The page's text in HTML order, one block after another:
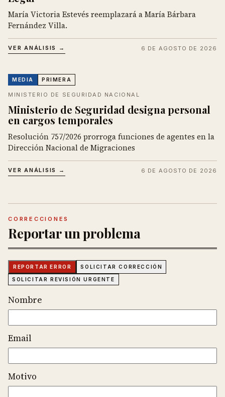
María Victoria Estevés reemplazará a María Bárbara
Fernández Villa.
VER ANÁLISIS → 6 DE AGOSTO DE 2026
MEDIA PRIMERA
MINISTERIO DE SEGURIDAD NACIONAL
Ministerio de Seguridad designa personal
en cargos temporales
Resolución 757/2026 prorroga funciones de agentes en la
Dirección Nacional de Migraciones
VER ANÁLISIS → 6 DE AGOSTO DE 2026
CORRECCIONES
Reportar un problema
REPORTAR ERROR SOLICITAR CORRECCIÓN
SOLICITAR REVISIÓN URGENTE
Nombre
Email
Motivo